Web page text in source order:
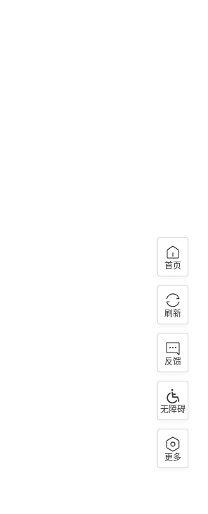
首页
刷新
反馈
无障碍
更多